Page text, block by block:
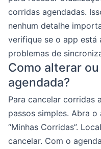
corridas agendadas.
nenhum detalhe
verifique se o app está
problemas de
Como alterar
agendada?
Para cancelar corridas
passos simples. Abra
“Minhas Corridas”.
cancelar. Com o